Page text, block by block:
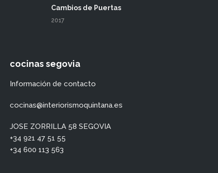
Cambios de Puertas
2017
cocinas segovia
Información de contacto
cocinas@interiorismoquintana.es
JOSE ZORRILLA 58 SEGOVIA
+34 921 47 51 55
+34 600 113 563